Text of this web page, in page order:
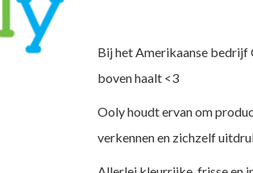
Bij het Amerikaanse bedrijf
boven haalt <3
Ooly houdt ervan om
verkennen en zichzelf